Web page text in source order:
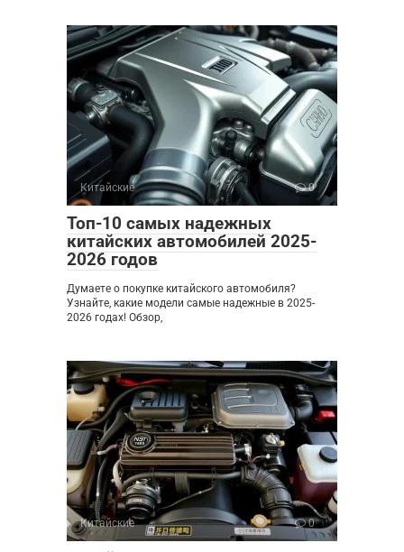
Китайские 0
Топ-10 самых надежных
китайских автомобилей 2025-
2026 годов
Думаете о покупке китайского автомобиля?
Узнайте, какие модели самые надежные в 2025-
2026 годах! Обзор,
Китайские 0